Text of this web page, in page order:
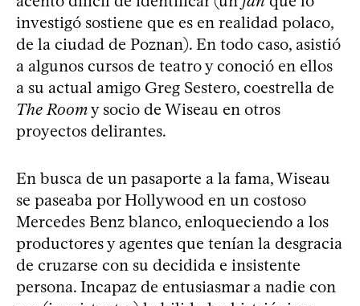
investigó sostiene que es en realidad polaco,
de la ciudad de Poznan). En todo caso, asistió
a algunos cursos de teatro y conoció en ellos
a su actual amigo Greg Sestero, coestrella de
The Roomy socio de Wiseau en otros
proyectos delirantes.
En busca de un pasaporte a la fama, Wiseau
se paseaba por Hollywood en un costoso
Mercedes Benz blanco, enloqueciendo a los
productores y agentes que tenían la desgracia
de cruzarse con su decidida e insistente
persona. Incapaz de entusiasmar a nadie con